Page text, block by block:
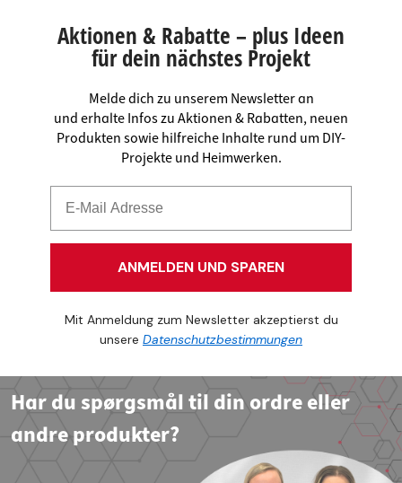
Aktionen & Rabatte – plus Ideen
für dein nächstes Projekt
Melde dich zu unserem Newsletter an
und erhalte Infos zu Aktionen & Rabatten, neuen
Produkten sowie hilfreiche Inhalte rund um DIY-
Projekte und Heimwerken.
ANMELDEN UND SPAREN
Mit Anmeldung zum Newsletter akzeptierst du
unsere Datenschutzbestimmungen
Har du spørgsmål til din ordre eller
andre produkter?